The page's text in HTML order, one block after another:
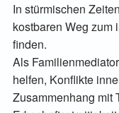
In stürmischen
kostbaren Weg zum
finden.
Als
helfen, Konflikte
Zusammenhang mit